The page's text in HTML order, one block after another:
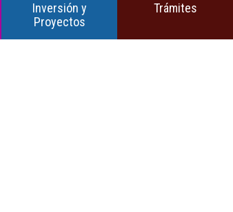
Inversión y
Proyectos
Trámites